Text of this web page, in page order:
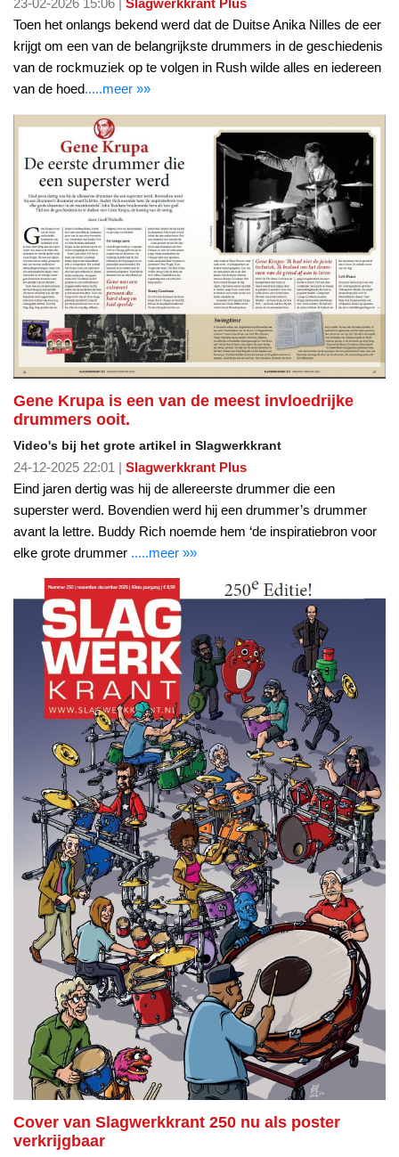
23-02-2026 15:06 | Slagwerkkrant Plus
Toen het onlangs bekend werd dat de Duitse Anika Nilles de eer
krijgt om een van de belangrijkste drummers in de geschiedenis
van de rockmuziek op te volgen in Rush wilde alles en iedereen
van de hoed.....meer »»
Gene Krupa is een van de meest invloedrijke
drummers ooit.
Video's bij het grote artikel in Slagwerkkrant
24-12-2025 22:01 | Slagwerkkrant Plus
Eind jaren dertig was hij de allereerste drummer die een
superster werd. Bovendien werd hij een drummer’s drummer
avant la lettre. Buddy Rich noemde hem ‘de inspiratiebron voor
elke grote drummer .....meer »»
Cover van Slagwerkkrant 250 nu als poster
verkrijgbaar